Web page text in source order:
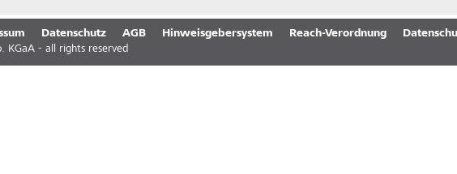
Datenschutz AGB Hinweisgebersystem Reach-Verordnung
KGaA - all rights reserved